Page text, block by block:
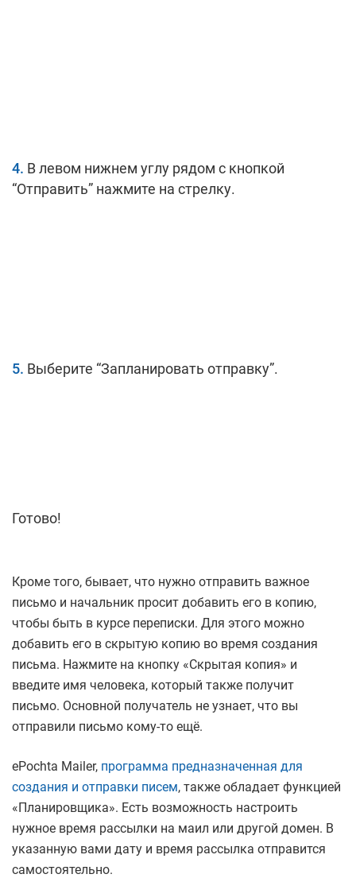
В левом нижнем углу рядом с кнопкой
“Отправить” нажмите на стрелку.
Выберите “Запланировать отправку”.
Готово!
Кроме того, бывает, что нужно отправить важное
письмо и начальник просит добавить его в копию,
чтобы быть в курсе переписки. Для этого можно
добавить его в скрытую копию во время создания
письма. Нажмите на кнопку «Скрытая копия» и
введите имя человека, который также получит
письмо. Основной получатель не узнает, что вы
отправили письмо кому-то ещё.
ePochta Mailer, программа предназначенная для
создания и отправки писем, также обладает функцией
«Планировщика». Есть возможность настроить
нужное время рассылки на маил или другой домен. В
указанную вами дату и время рассылка отправится
самостоятельно.